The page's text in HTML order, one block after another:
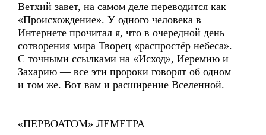
Ветхий завет, на самом деле переводится как
«Происхождение». У одного человека в
Интернете прочитал я, что в очередной день
сотворения мира Творец «распростёр небеса».
С точными ссылками на «Исход», Иеремию и
Захарию — все эти пророки говорят об одном
и том же. Вот вам и расширение Вселенной.
«ПЕРВОАТОМ» ЛЕМЕТРА